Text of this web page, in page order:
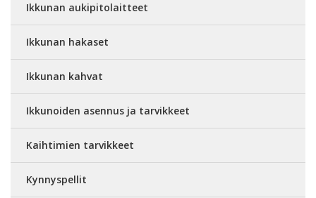
Ikkunan aukipitolaitteet
Ikkunan hakaset
Ikkunan kahvat
Ikkunoiden asennus ja tarvikkeet
Kaihtimien tarvikkeet
Kynnyspellit